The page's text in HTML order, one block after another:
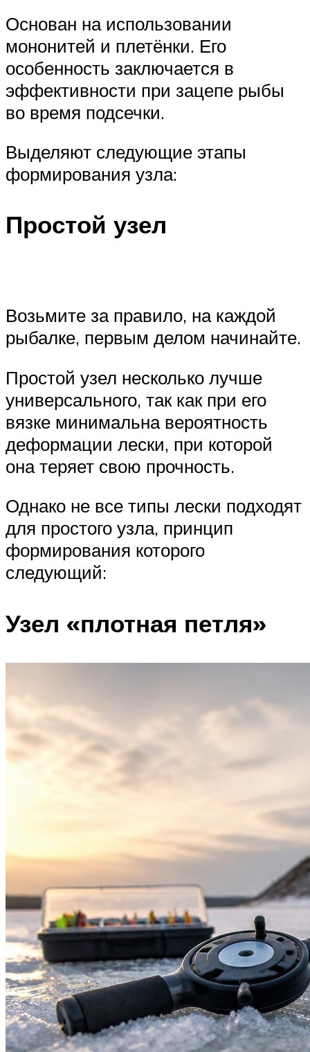
Основан на использовании
мононитей и плетёнки. Его
особенность заключается в
эффективности при зацепе рыбы
во время подсечки.
Выделяют следующие этапы
формирования узла:
Простой узел
Возьмите за правило, на каждой
рыбалке, первым делом начинайте.
Простой узел несколько лучше
универсального, так как при его
вязке минимальна вероятность
деформации лески, при которой
она теряет свою прочность.
Однако не все типы лески подходят
для простого узла, принцип
формирования которого
следующий:
Узел «плотная петля»